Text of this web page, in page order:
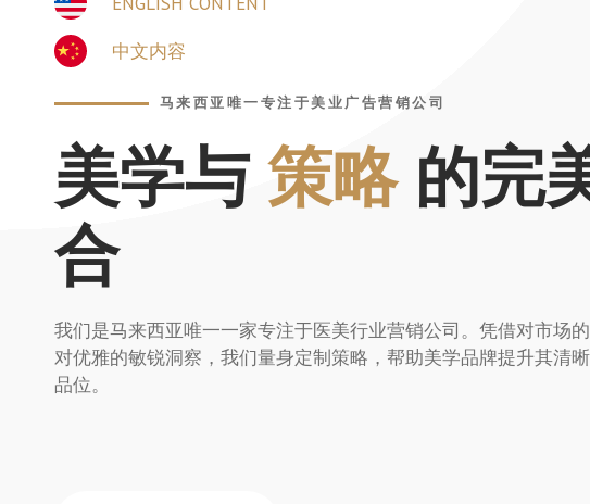
中文内容
马来西亚唯一专注于美业广告营销公司
美学与策略的完
合
我们是马来西亚唯一一家专注于医美行业营销公司。凭借对市场
对优雅的敏锐洞察，我们量身定制策略，帮助美学品牌提升其清
品位。